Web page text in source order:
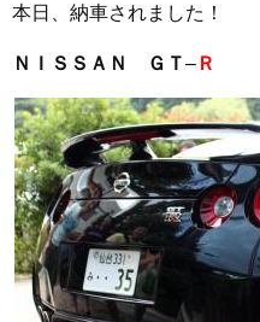
本日、納車されました！
ＮＩＳＳＡＮ ＧＴ– Ｒ